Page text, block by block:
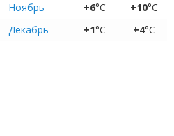
Ноябрь
+6°C +10°C
Декабрь
+1°C +4°C